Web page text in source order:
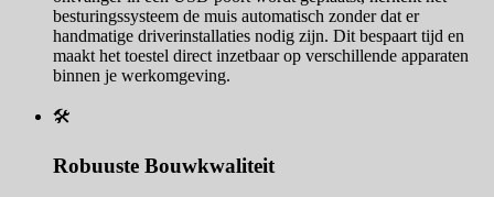
besturingssysteem de muis automatisch zonder dat er
handmatige driverinstallaties nodig zijn. Dit bespaart tijd en
maakt het toestel direct inzetbaar op verschillende apparaten
binnen je werkomgeving.
🛠️
Robuuste Bouwkwaliteit